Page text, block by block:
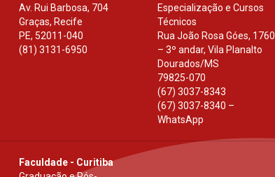
Av. Rui Barbosa, 704
Graças, Recife
PE, 52011-040
(81) 3131-6950
Especialização e Cursos
Técnicos
Rua João Rosa Góes, 1760
– 3º andar, Vila Planalto
Dourados/MS
79825-070
(67) 3037-8343
(67) 3037-8340 –
WhatsApp
Faculdade - Curitiba